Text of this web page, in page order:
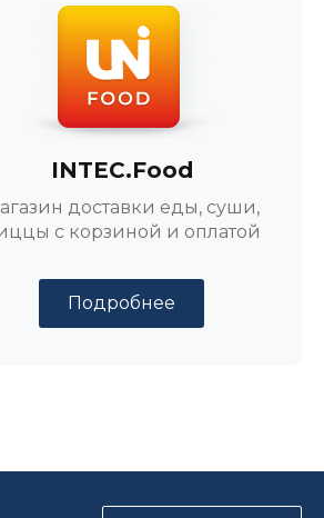
INTEC.Food
доставки еды, суши,
с корзиной и оплатой
Подробнее